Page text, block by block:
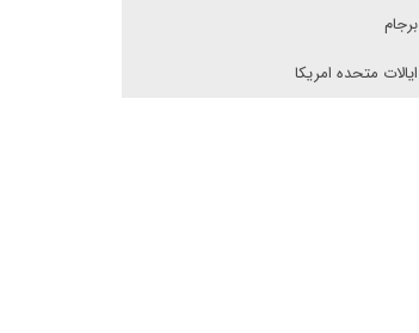
برجام
ایالات متحده امریکا